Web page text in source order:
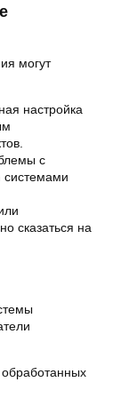
могут
настройка
с
системами
сказаться на
обработанных